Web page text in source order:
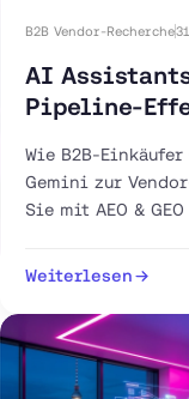
B2B Vendor-Recherche
AI
Pipeline-
Wie B2B-
Gemini zur
Sie mit AEO &
Weiterlesen